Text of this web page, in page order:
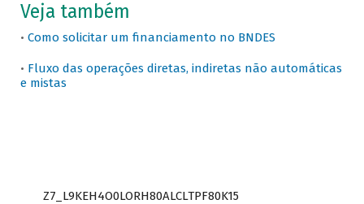
Veja também
• Como solicitar um financiamento no BNDES
• Fluxo das operações diretas, indiretas não automáticas
e mistas
Z7_L9KEH4O0LORH80ALCLTPF80K15